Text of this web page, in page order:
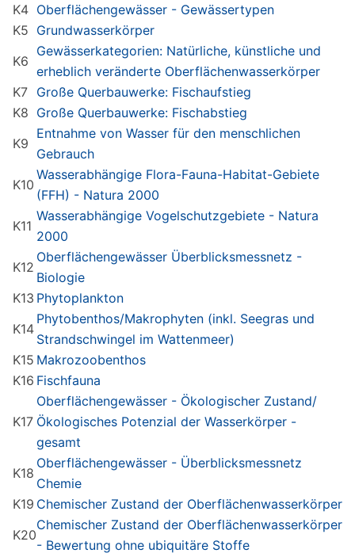
K4 Oberflächengewässer - Gewässertypen
K5 Grundwasserkörper
K6
Gewässerkategorien: Natürliche, künstliche und
erheblich veränderte Oberflächenwasserkörper
K7 Große Querbauwerke: Fischaufstieg
K8 Große Querbauwerke: Fischabstieg
K9
Entnahme von Wasser für den menschlichen
Gebrauch
K10
Wasserabhängige Flora-Fauna-Habitat-Gebiete
(FFH) - Natura 2000
K11
Wasserabhängige Vogelschutzgebiete - Natura
2000
K12
Oberflächengewässer Überblicksmessnetz -
Biologie
K13 Phytoplankton
K14
Phytobenthos/Makrophyten (inkl. Seegras und
Strandschwingel im Wattenmeer)
K15 Makrozoobenthos
K16 Fischfauna
K17
Oberflächengewässer - Ökologischer Zustand/
Ökologisches Potenzial der Wasserkörper -
gesamt
K18
Oberflächengewässer - Überblicksmessnetz
Chemie
K19 Chemischer Zustand der Oberflächenwasserkörper
K20
Chemischer Zustand der Oberflächenwasserkörper
- Bewertung ohne ubiquitäre Stoffe